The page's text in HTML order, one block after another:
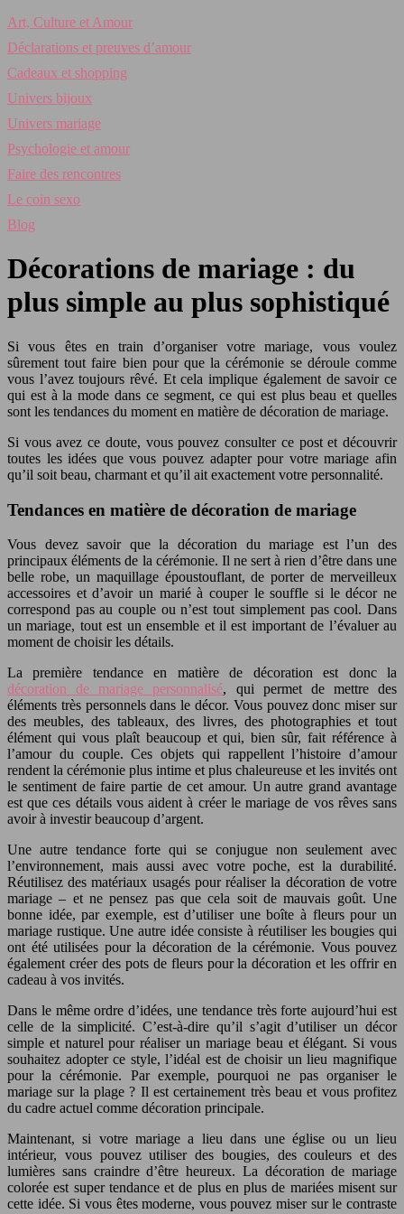
Art, Culture et Amour
Déclarations et preuves d’amour
Cadeaux et shopping
Univers bijoux
Univers mariage
Psychologie et amour
Faire des rencontres
Le coin sexo
Blog
Décorations de mariage : du
plus simple au plus sophistiqué
Si vous êtes en train d’organiser votre mariage, vous voulez
sûrement tout faire bien pour que la cérémonie se déroule comme
vous l’avez toujours rêvé. Et cela implique également de savoir ce
qui est à la mode dans ce segment, ce qui est plus beau et quelles
sont les tendances du moment en matière de décoration de mariage.
Si vous avez ce doute, vous pouvez consulter ce post et découvrir
toutes les idées que vous pouvez adapter pour votre mariage afin
qu’il soit beau, charmant et qu’il ait exactement votre personnalité.
Tendances en matière de décoration de mariage
Vous devez savoir que la décoration du mariage est l’un des
principaux éléments de la cérémonie. Il ne sert à rien d’être dans une
belle robe, un maquillage époustouflant, de porter de merveilleux
accessoires et d’avoir un marié à couper le souffle si le décor ne
correspond pas au couple ou n’est tout simplement pas cool. Dans
un mariage, tout est un ensemble et il est important de l’évaluer au
moment de choisir les détails.
La première tendance en matière de décoration est donc la
décoration de mariage personnalisé, qui permet de mettre des
éléments très personnels dans le décor. Vous pouvez donc miser sur
des meubles, des tableaux, des livres, des photographies et tout
élément qui vous plaît beaucoup et qui, bien sûr, fait référence à
l’amour du couple. Ces objets qui rappellent l’histoire d’amour
rendent la cérémonie plus intime et plus chaleureuse et les invités ont
le sentiment de faire partie de cet amour. Un autre grand avantage
est que ces détails vous aident à créer le mariage de vos rêves sans
avoir à investir beaucoup d’argent.
Une autre tendance forte qui se conjugue non seulement avec
l’environnement, mais aussi avec votre poche, est la durabilité.
Réutilisez des matériaux usagés pour réaliser la décoration de votre
mariage – et ne pensez pas que cela soit de mauvais goût. Une
bonne idée, par exemple, est d’utiliser une boîte à fleurs pour un
mariage rustique. Une autre idée consiste à réutiliser les bougies qui
ont été utilisées pour la décoration de la cérémonie. Vous pouvez
également créer des pots de fleurs pour la décoration et les offrir en
cadeau à vos invités.
Dans le même ordre d’idées, une tendance très forte aujourd’hui est
celle de la simplicité. C’est-à-dire qu’il s’agit d’utiliser un décor
simple et naturel pour réaliser un mariage beau et élégant. Si vous
souhaitez adopter ce style, l’idéal est de choisir un lieu magnifique
pour la cérémonie. Par exemple, pourquoi ne pas organiser le
mariage sur la plage ? Il est certainement très beau et vous profitez
du cadre actuel comme décoration principale.
Maintenant, si votre mariage a lieu dans une église ou un lieu
intérieur, vous pouvez utiliser des bougies, des couleurs et des
lumières sans craindre d’être heureux. La décoration de mariage
colorée est super tendance et de plus en plus de mariées misent sur
cette idée. Si vous êtes moderne, vous pouvez miser sur le contraste